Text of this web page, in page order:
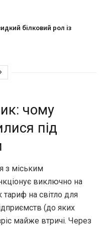
білковий рол із
чому
під
з міським
виключно на
тариф на світло для
(до яких
майже втричі. Через